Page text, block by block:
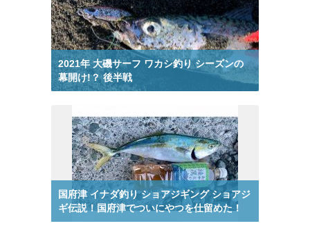
釣り動画 漫画トーク から検索